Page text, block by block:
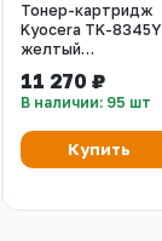
Тонер-картридж
Kyocera TK-8345Y
желтый
Kyocera TASKalfa
2552ci 1T02L7ANL1
11 270 ₽
В наличии: 95 шт
Купить